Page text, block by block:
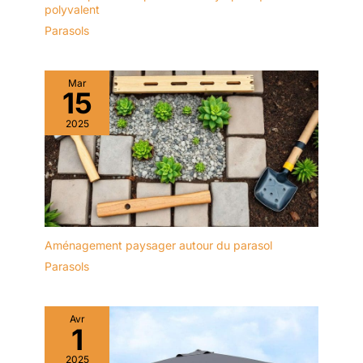
polyvalent
Parasols
Mar
15
2025
Aménagement paysager autour du parasol
Parasols
Avr
1
2025